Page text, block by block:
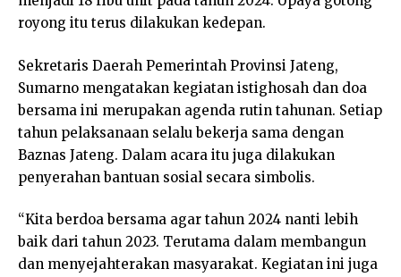
royong itu terus dilakukan kedepan.
Sekretaris Daerah Pemerintah Provinsi Jateng,
Sumarno mengatakan kegiatan istighosah dan doa
bersama ini merupakan agenda rutin tahunan. Setiap
tahun pelaksanaan selalu bekerja sama dengan
Baznas Jateng. Dalam acara itu juga dilakukan
penyerahan bantuan sosial secara simbolis.
“Kita berdoa bersama agar tahun 2024 nanti lebih
baik dari tahun 2023. Terutama dalam membangun
dan menyejahterakan masyarakat. Kegiatan ini juga